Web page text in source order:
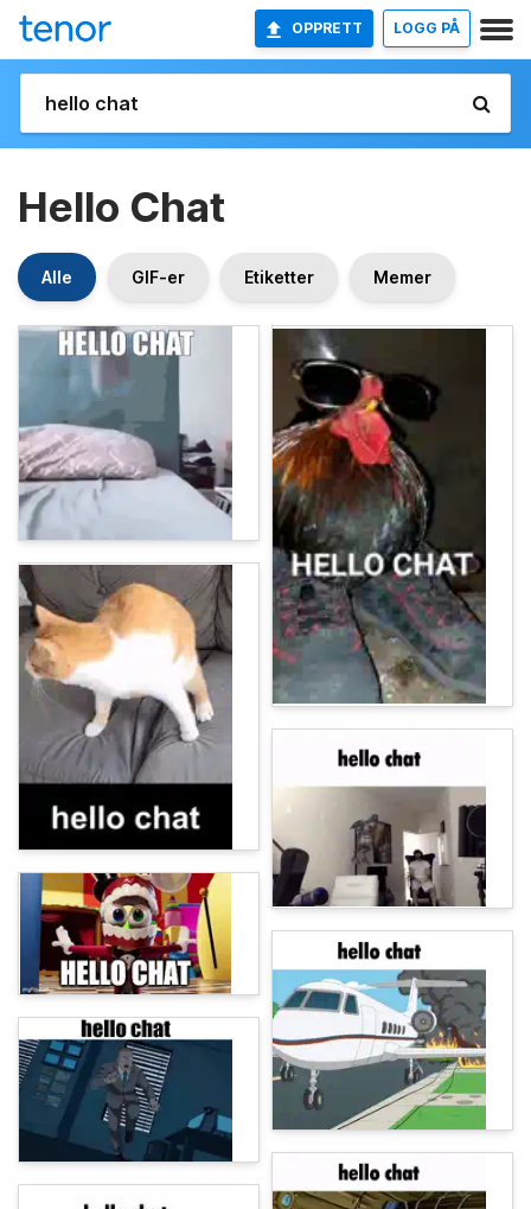
OPPRETT LOGG PÅ
Hello Chat
Alle GIF-er Etiketter Memer